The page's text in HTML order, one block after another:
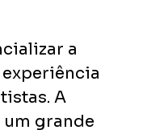
a
A
grande